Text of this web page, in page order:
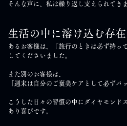
そんな声に、私は繰り返し支えられてき
生活の中に溶け込む存在
あるお客様は、「旅行のときは必ず持っ
してくださいました。
また別のお客様は、
「週末は自分のご褒美ケアとして必ずパ
こうした日々の習慣の中にダイヤモンド
あり喜びです。